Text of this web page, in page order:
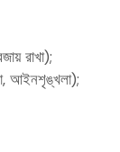
রাখা);
আইনশৃঙ্খলা);